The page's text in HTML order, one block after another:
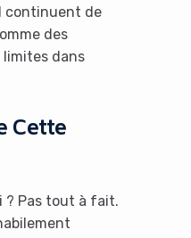
continuent de
des
limites dans
Cette
? Pas tout à fait.